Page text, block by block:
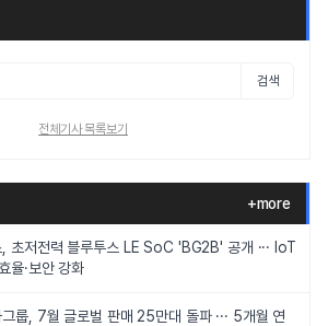
검색
전체기사 목록보기
+more
, 초저전력 블루투스 LE SoC 'BG2B' 공개 ··· IoT
율·보안 강화
그룹, 7월 글로벌 판매 25만대 돌파 ··· 5개월 연